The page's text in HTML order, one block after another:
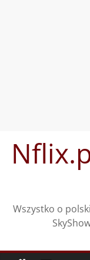
treści
Wszystko o